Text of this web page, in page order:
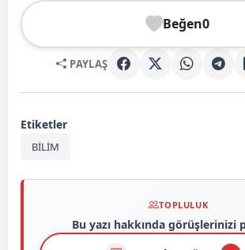
Beğen0
PAYLAŞ
Etiketler
BİLİM
TOPLULUK
Bu yazı hakkında görüşlerinizi